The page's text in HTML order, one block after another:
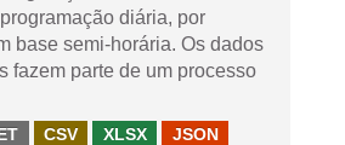
diária, por
base semi-horária. Os dados
fazem parte de um processo
CSV XLSX JSON